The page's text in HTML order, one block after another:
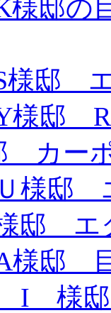
邸の
邸 エ
様邸
カー
様邸
邸 エ
様邸
I 様